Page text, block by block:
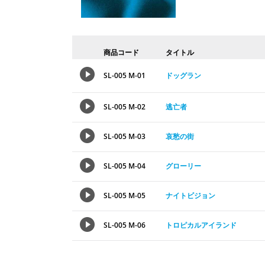
商品コード タイトル
SL-005 M-01 ドッグラン
SL-005 M-02 逃亡者
SL-005 M-03 哀愁の街
SL-005 M-04 グローリー
SL-005 M-05 ナイトビジョン
SL-005 M-06 トロピカルアイランド